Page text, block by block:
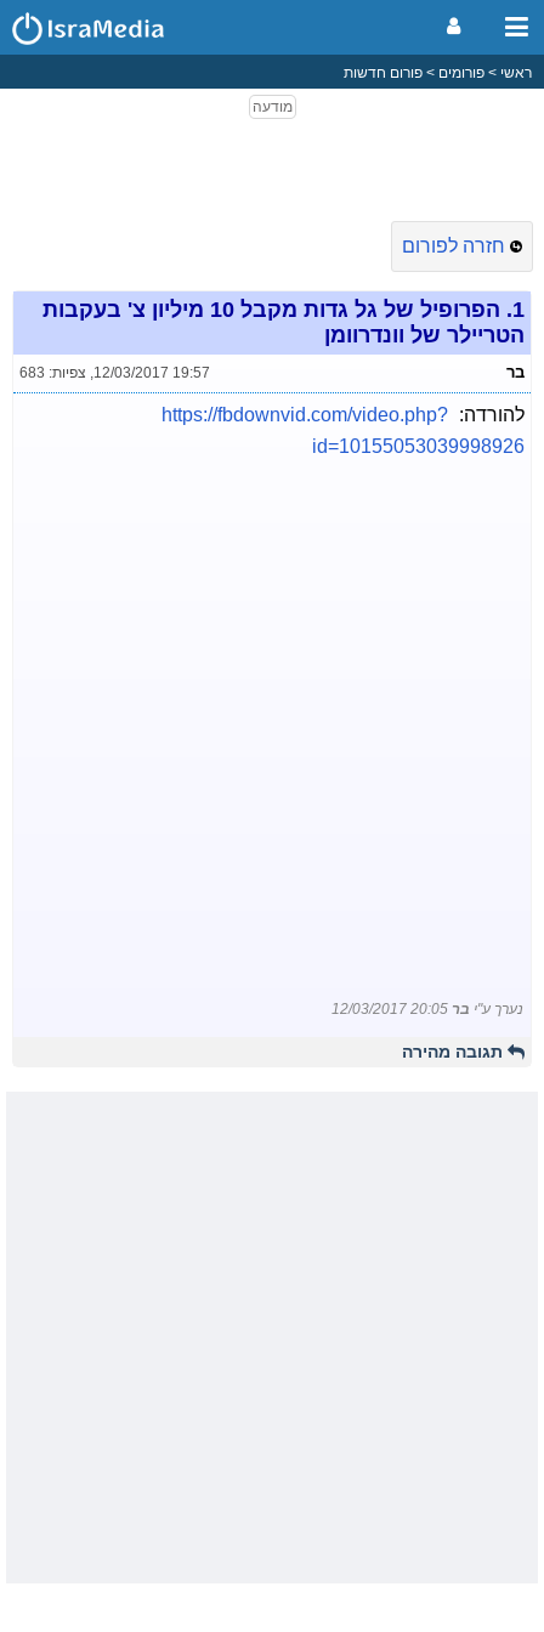
ראשי פורומים פורום חדשות
חזרה לפורום
1.
הפרופיל של גל גדות מקבל 10 מיליון צ' בעקבות
הטריילר של וונדרוומן
בר 12/03/2017 19:57
, צפיות: 683
להורדה: https://fbdownvid.com/video.php?
id=10155053039998926
נערך ע"י בר 12/03/2017 20:05
תגובה מהירה